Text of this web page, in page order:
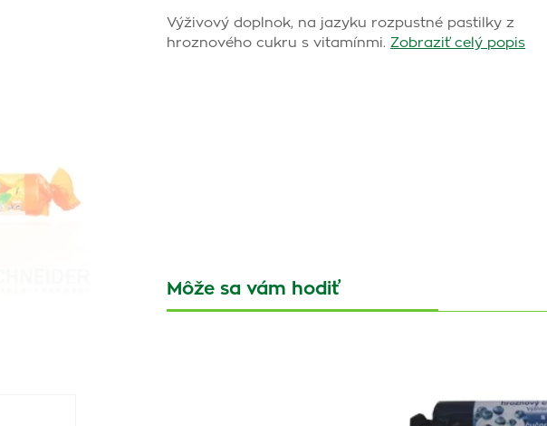
Výživový doplnok, na jazyku rozpustné pastilky z
hroznového cukru s vitamínmi. Zobraziť celý popis
Môže sa vám hodiť